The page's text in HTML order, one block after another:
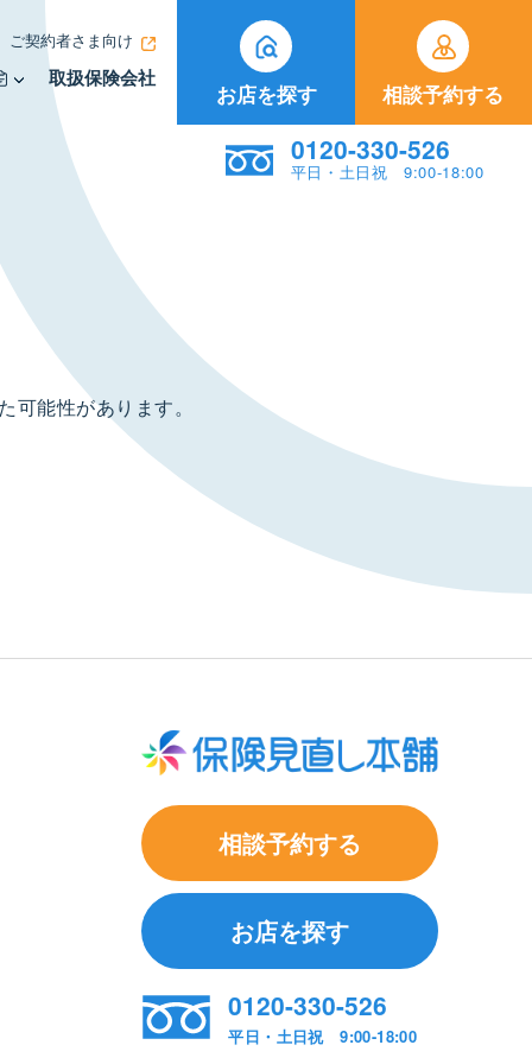
ご契約者さま向け
取扱保険会社
お店を探す 相談予約する
0120-330-526
平日・土日祝 9:00-18:00
能性があります。
相談予約する
お店を探す
0120-330-526
平日・土日祝 9:00-18:00